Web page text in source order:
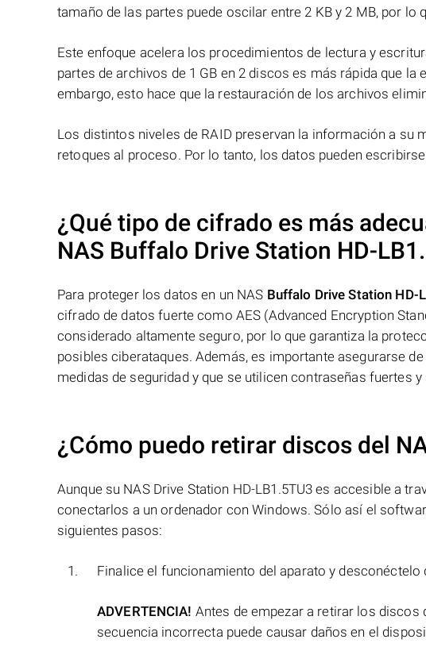
tamaño de las partes puede oscilar entre 2 KB y 2 MB, por
Este enfoque acelera los procedimientos de lectura y
partes de archivos de 1 GB en 2 discos es más rápida que
embargo, esto hace que la restauración de los archivos
Los distintos niveles de RAID preservan la información a su
retoques al proceso. Por lo tanto, los datos pueden
¿Qué tipo de cifrado es más
NAS Buffalo Drive Station HD-
Para proteger los datos en un NAS Buffalo Drive Station HD-
cifrado de datos fuerte como AES (Advanced Encryption
considerado altamente seguro, por lo que garantiza la
posibles ciberataques. Además, es importante asegurarse
medidas de seguridad y que se utilicen contraseñas fuertes
¿Cómo puedo retirar discos del
Aunque su NAS Drive Station HD-LB1.5TU3 es accesible a
conectarlos a un ordenador con Windows. Sólo así el
siguientes pasos:
Finalice el funcionamiento del aparato y desconéctelo
ADVERTENCIA! Antes de empezar a retirar los discos
secuencia incorrecta puede causar daños en el